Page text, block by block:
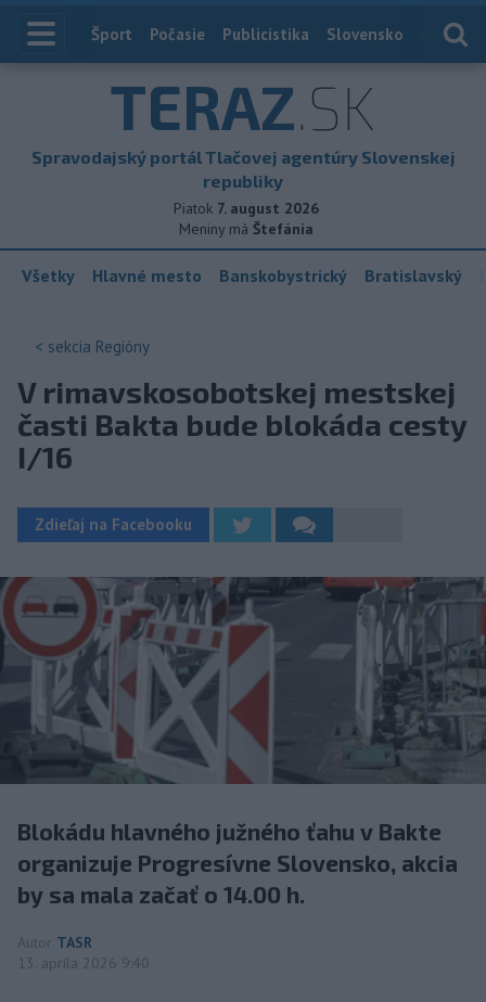
Index
Šport Počasie Publicistika Slovensko
TERAZ.SK
Spravodajský portál Tlačovej agentúry Slovenskej
republiky
Piatok 7. august 2026
Meniny má Štefánia
Všetky Hlavné mesto Banskobystrický Bratislavský
< sekcia Regióny
V rimavskosobotskej mestskej
časti Bakta bude blokáda cesty
I/16
Zdieľaj na Facebooku
Blokádu hlavného južného ťahu v Bakte
organizuje Progresívne Slovensko, akcia
by sa mala začať o 14.00 h.
Autor TASR
13. apríla 2026 9:40